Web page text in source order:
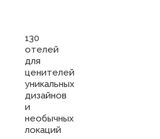
130
отелей
для
ценителей
уникальных
дизайнов
и
необычных
локаций